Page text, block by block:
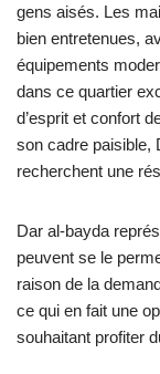
gens aisés. Les
bien entretenues,
équipements
dans ce quartier
d’esprit et confort
son cadre paisible,
recherchent une
Dar al-bayda
peuvent se le
raison de la
ce qui en fait une
souhaitant profiter